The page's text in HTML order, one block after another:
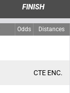
FINISH
Odds Distances
CTE ENC.